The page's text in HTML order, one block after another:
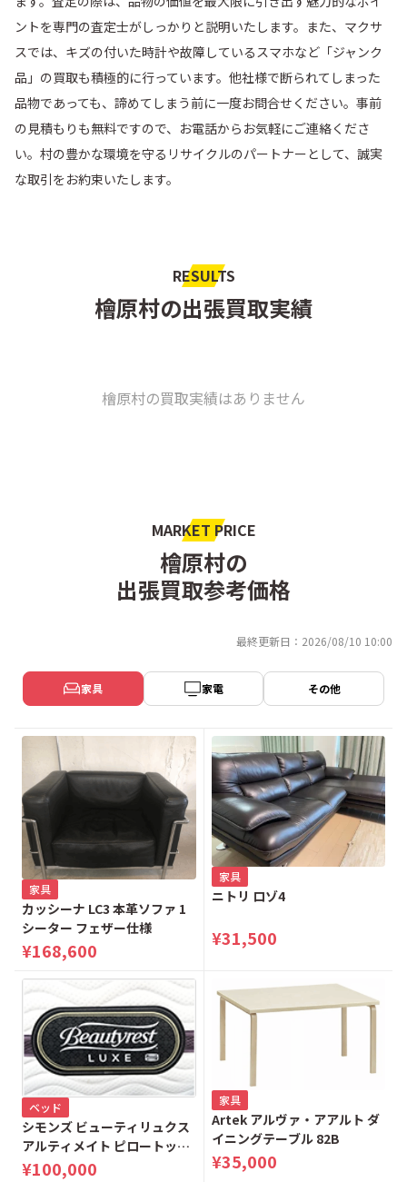
ントを専門の査定士がしっかりと説明いたします。また、マクサ
スでは、キズの付いた時計や故障しているスマホなど「ジャンク
品」の買取も積極的に行っています。他社様で断られてしまった
品物であっても、諦めてしまう前に一度お問合せください。事前
の見積もりも無料ですので、お電話からお気軽にご連絡くださ
い。村の豊かな環境を守るリサイクルのパートナーとして、誠実
な取引をお約束いたします。
RESULTS
檜原村の出張買取実績
檜原村の買取実績はありません
MARKET PRICE
檜原村の
出張買取参考価格
最終更新日：2026/08/10 10:00
家具 家電 その他
家具
カッシーナ LC3 本革ソファ 1
シーター フェザー仕様
¥168,600
家具
ニトリ ロゾ4
¥31,500
ベッド
シモンズ ビューティリュクス
アルティメイト ピロートップ
（シングル）
¥100,000
家具
Artek アルヴァ・アアルト ダ
イニングテーブル 82B
¥35,000